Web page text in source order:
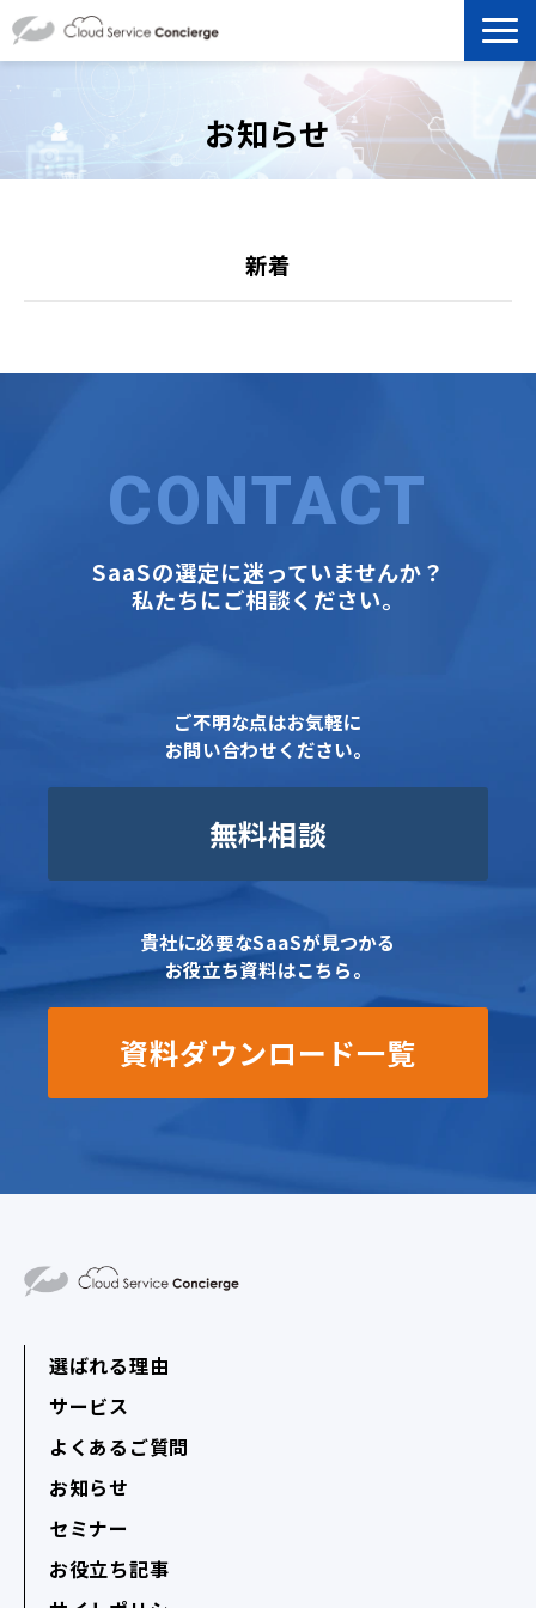
製品を探す
選ばれる理由
セミナー
お知らせ
新着
CONTACT
SaaSの選定に迷っていませんか？
私たちにご相談ください。
ご不明な点はお気軽に
お問い合わせください。
無料相談
貴社に必要なSaaSが見つかる
お役立ち資料はこちら。
資料ダウンロード一覧
選ばれる理由
サービス
よくあるご質問
お知らせ
セミナー
お役立ち記事